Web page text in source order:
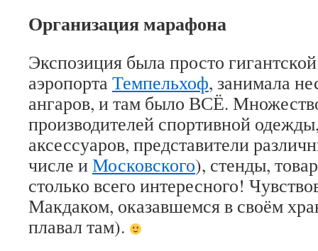
Организация марафона
Экспозиция была просто
аэропорта Темпельхоф, занимала
ангаров, и там было ВСЁ.
производителей спортивной
аксессуаров, представители
числе иМосковского), стенды,
столько всего интересного!
Макдаком, оказавшемся в своём
плавал там).